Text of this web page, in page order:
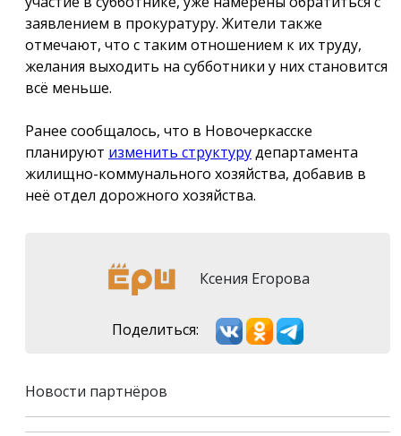
заявлением в прокуратуру. Жители также
отмечают, что с таким отношением к их труду,
желания выходить на субботники у них становится
всё меньше.
Ранее сообщалось, что в Новочеркасске
планируют изменить структурудепартамента
жилищно-коммунального хозяйства, добавив в
неё отдел дорожного хозяйства.
Ксения Егорова
Поделиться:
Новости партнёров